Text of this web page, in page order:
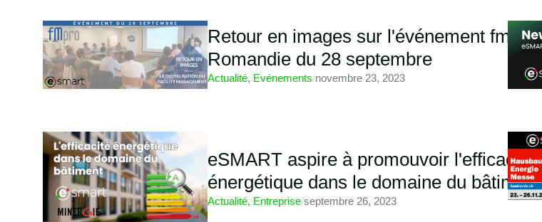
Retour en images sur l'événement fmpro
Romandie du 28 septembre
Actualité, Evénements/novembre 23, 2023
eSMART aspire à promouvoir l'efficacité
énergétique dans le domaine du bâtiment
Actualité, Entreprise/septembre 26, 2023